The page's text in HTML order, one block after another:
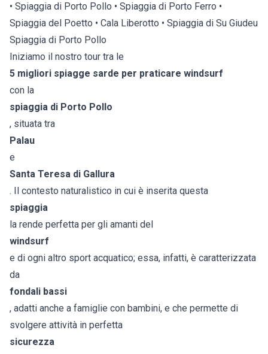
• Spiaggia di Porto Pollo • Spiaggia di Porto Ferro •
Spiaggia del Poetto • Cala Liberotto • Spiaggia di Su Giudeu
Spiaggia di Porto Pollo
Iniziamo il nostro tour tra le
5 migliori spiagge sarde per praticare windsurf
con la
spiaggia di Porto Pollo
, situata tra
Palau
e
Santa Teresa di Gallura
. Il contesto naturalistico in cui è inserita questa
spiaggia
la rende perfetta per gli amanti del
windsurf
e di ogni altro sport acquatico; essa, infatti, è caratterizzata
da
fondali bassi
, adatti anche a famiglie con bambini, e che permette di
svolgere attività in perfetta
sicurezza